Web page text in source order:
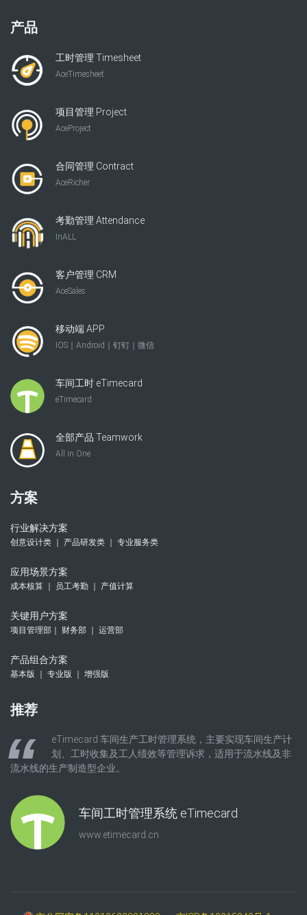
产品
工时管理 Timesheet
AceTimesheet
项目管理 Project
AceProject
合同管理 Contract
AceRicher
考勤管理 Attendance
InALL
客户管理 CRM
AceSales
移动端 APP
IOS｜Android｜钉钉｜微信
车间工时 eTimecard
eTimecard
全部产品 Teamwork
All in One
方案
行业解决方案
创意设计类 ｜ 产品研发类 ｜ 专业服务类
应用场景方案
成本核算 ｜ 员工考勤 ｜ 产值计算
关键用户方案
项目管理部｜ 财务部 ｜ 运营部
产品组合方案
基本版 ｜ 专业版 ｜ 增强版
推荐
eTimecard 车间生产工时管理系统，主要实现车间生产计
划、工时收集及工人绩效等管理诉求，适用于流水线及非
流水线的生产制造型企业。
车间工时管理系统 eTimecard
www.etimecard.cn